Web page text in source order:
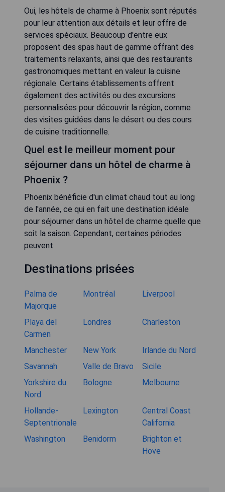
Oui, les hôtels de charme à Phoenix sont réputés
pour leur attention aux détails et leur offre de
services spéciaux. Beaucoup d'entre eux
proposent des spas haut de gamme offrant des
traitements relaxants, ainsi que des restaurants
gastronomiques mettant en valeur la cuisine
régionale. Certains établissements offrent
également des activités ou des excursions
personnalisées pour découvrir la région, comme
des visites guidées dans le désert ou des cours
de cuisine traditionnelle.
Quel est le meilleur moment pour
séjourner dans un hôtel de charme à
Phoenix ?
Phoenix bénéficie d'un climat chaud tout au long
de l'année, ce qui en fait une destination idéale
pour séjourner dans un hôtel de charme quelle que
soit la saison. Cependant, certaines périodes
peuvent
Destinations prisées
Palma de
Majorque
Montréal Liverpool
Playa del
Carmen
Londres Charleston
Manchester New York
Irlande du Nord
Savannah
Valle de Bravo
Sicile
Yorkshire du
Nord
Bologne Melbourne
Hollande-
Septentrionale
Lexington
Central Coast
California
Washington
Benidorm
Brighton et
Hove